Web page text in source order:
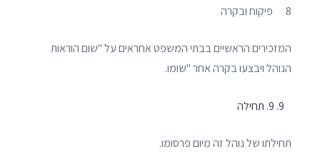
8 פיקוח ובקרה
המזכירים הראשיים בבתי המשפט אחראים על "שום הוראות
הנוהל ויבצעו בקרה אחר "שומו.
9. תחילה
תחילתו של נוהל זה מיום פרסומו.